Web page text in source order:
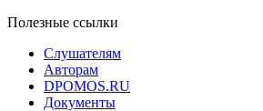
Полезные ссылки
Слушателям
Авторам
DPOMOS.RU
Документы